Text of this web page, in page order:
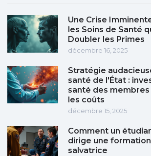
Une Crise
les Soins de Santé
Doubler les Primes
décembre 16, 2025
Stratégie
santé de l'État :
santé des
les coûts
décembre 15, 2025
Comment un
dirige une
salvatrice